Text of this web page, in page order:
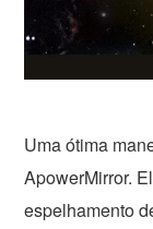
Uma ótima
ApowerMirror.
espelhamento